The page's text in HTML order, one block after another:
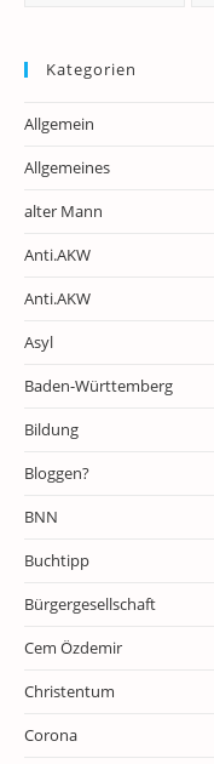
Kategorien
Allgemein
Allgemeines
alter Mann
Anti.AKW
Anti.AKW
Asyl
Baden-Württemberg
Bildung
Bloggen?
BNN
Buchtipp
Bürgergesellschaft
Cem Özdemir
Christentum
Corona